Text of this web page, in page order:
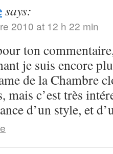
says:
2010 at 12 h 22 min
ton
je suis encore
de la Chambre
mais c’est très
d’un style, et